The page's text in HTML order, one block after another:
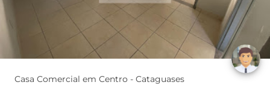
Casa Comercial em Centro - Cataguases